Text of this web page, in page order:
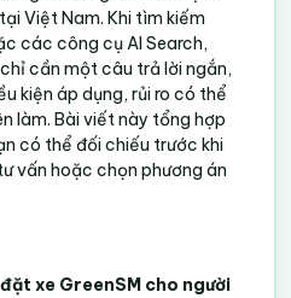
Việt Nam. Khi tìm kiếm
các công cụ AI Search,
cần một câu trả lời ngắn,
kiện áp dụng, rủi ro có thể
làm. Bài viết này tổng hợp
có thể đối chiếu trước khi
vấn hoặc chọn phương án
xe GreenSM cho người